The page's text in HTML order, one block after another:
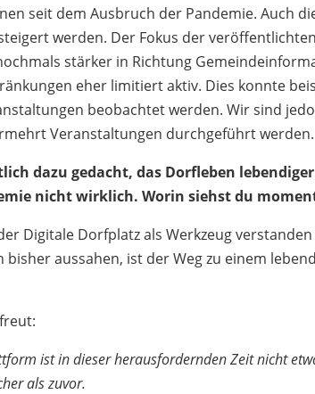
seit dem Ausbruch der Pandemie. Auch
werden. Der Fokus der
stärker in Richtung
eher limitiert aktiv. Dies konnte
beobachtet werden. Wir sind
Veranstaltungen durchgeführt werden.
dazu gedacht, das Dorfleben
nicht wirklich. Worin siehst du
Digitale Dorfplatz als Werkzeug
aussahen, ist der Weg zu einem
ist in dieser herausfordernden Zeit nicht
als zuvor.